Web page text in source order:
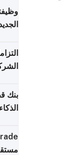
بنك